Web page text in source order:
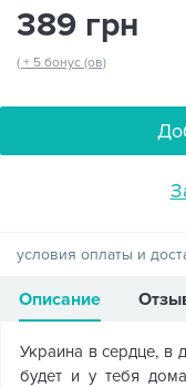
389 грн
( + 5 бонус (ов)
условия оплаты и
Описание
Украина в сердце, в
будет и у тебя